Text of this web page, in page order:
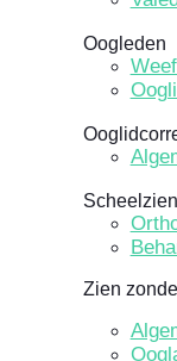
Oogleden
Scheelzien
Zien